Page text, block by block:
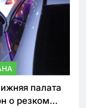
палата
о резком